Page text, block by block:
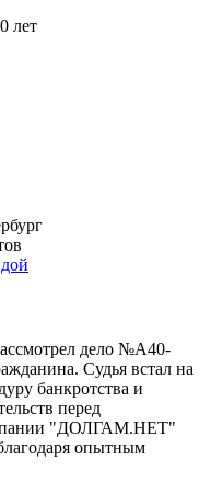
лет
дело №А40-
Судья встал на
банкротства и
перед
"ДОЛГАМ.НЕТ"
опытным